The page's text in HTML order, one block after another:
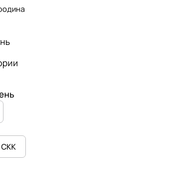
СКК